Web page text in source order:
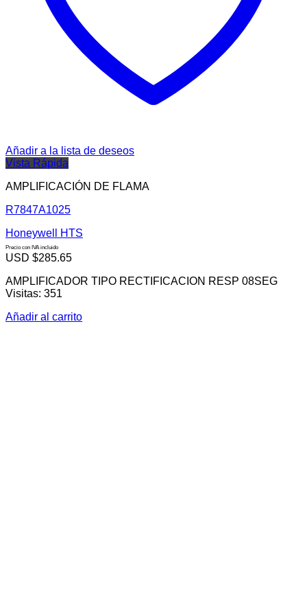
Añadir a la lista de deseos
Vista Rápida
AMPLIFICACIÓN DE FLAMA
R7847A1025
Honeywell HTS
Precio con IVA incluido
USD $285.65
AMPLIFICADOR TIPO RECTIFICACION RESP 08SEG
Visitas: 351
Añadir al carrito